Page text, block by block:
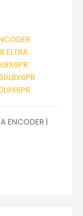
ELTRA
ENCODER |